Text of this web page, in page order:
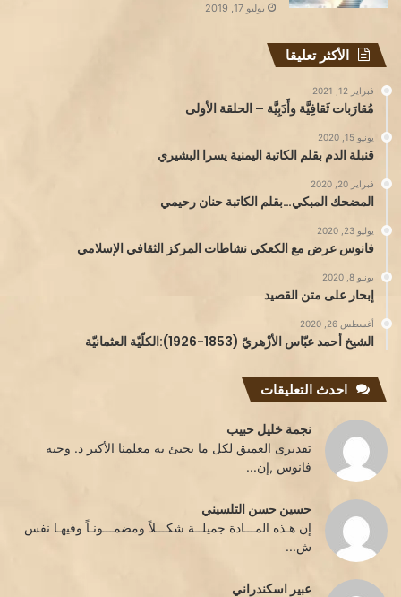
يوليو 17, 2019
الأكثر تعليقا
فبراير 12, 2021
مُقارَبات ثَقافِيَّة وأَدَبِيَّة – الحلقة الأولى
يونيو 15, 2020
قنبلة الدم بقلم الكاتبة اليمنية يسرا البشيري
فبراير 20, 2020
المضحك المبكي…بقلم الكاتبة حنان رحيمي
يوليو 23, 2020
فانوس عرض مع الكعكي نشاطات المركز الثقافي الإسلامي
يونيو 8, 2020
إبحار على متن القصيد
أغسطس 26, 2020
الشيخ أحمد عبّاس الأزْهريّ (1853-1926):الكلّيّة العثمانيّة
احدث التعليقات
نجمة خليل حبيب
تقدبرى العميق لكل ما يجيئ به معلمنا الأكبر د. وجيه
فانوس ,إن...
حسين حسن التلسيني
إن هـذه المـــادة جميلــة شكـــلاً ومضمـــونـاً وفيهـا نفس
ش...
عبير اسكندراني